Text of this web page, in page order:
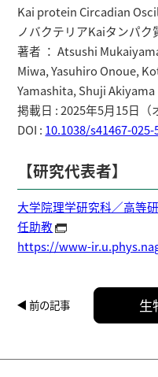
Kai protein Circadian
ノバクテリアKaiタンパク
著者 ： Atsushi
Miwa, Yasuhiro Onoue,
Yamashita, Shuji Akiyama
掲載日 : 2025年5月15日（
DOI : 10.1038/s41467-025-
【研究代表者】
大学院理学研究科／高
任助教
https://www-
前の記事 生